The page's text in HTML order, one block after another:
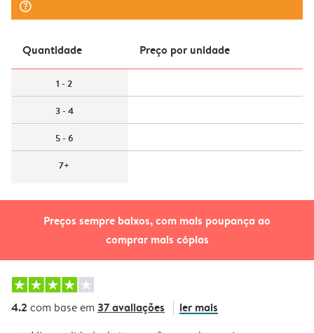
Preços sempre baixos, com mais poupança ao
comprar mais cópias
question_mark_circle
Quantidade Preço por unidade
1 - 2
3 - 4
5 - 6
7+
4.2 com base em 37 avaliações ler mais